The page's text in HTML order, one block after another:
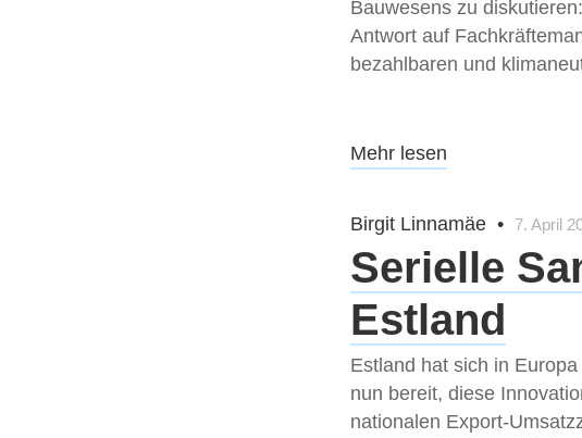
Bauwesens zu
Antwort auf
bezahlbaren und
Mehr lesen
Birgit Linnamäe • 7. April
Serielle
Estland
Estland hat sich in
nun bereit, diese
nationalen Export-